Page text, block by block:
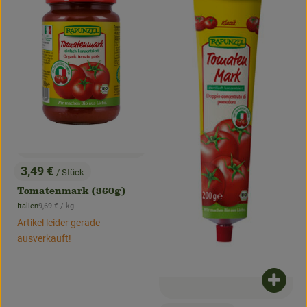
, Preis:
3,49 € / Stück
Tomatenmark (360g)
, Herkunft:
Italien, Referenzpreis:
9,69 € / kg
Artikel leider gerade
ausverkauft!